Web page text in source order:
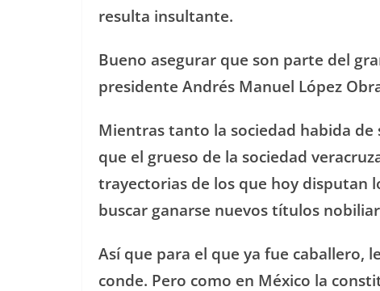
resulta insultante.
Bueno asegurar que son parte del
presidente Andrés Manuel López
Mientras tanto la sociedad habida
que el grueso de la sociedad
trayectorias de los que hoy disputan
buscar ganarse nuevos títulos
Así que para el que ya fue caballero,
conde. Pero como en México la